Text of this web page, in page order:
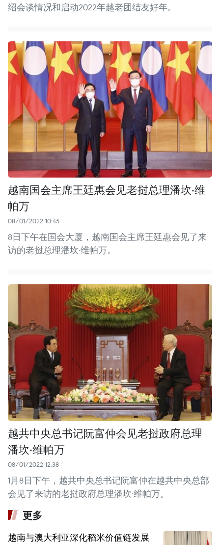
绍会谈情况和启动2022年越老团结友好年。
越南国会主席王廷惠会见老挝总理潘坎·维
帕万
08/01/2022 10:45
8日下午在国会大厦，越南国会主席王廷惠会见了来
访的老挝总理潘坎·维帕万。
越共中央总书记阮富仲会见老挝政府总理
潘坎·维帕万
08/01/2022 12:38
1月8日下午，越共中央总书记阮富仲在越共中央总部
会见了来访的老挝政府总理潘坎·维帕万。
更多
越南与澳大利亚深化稻米价值链发展